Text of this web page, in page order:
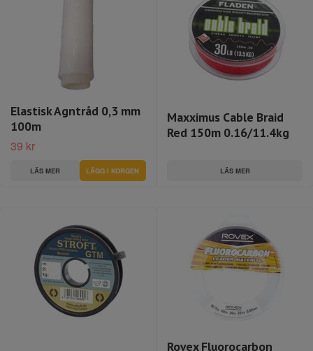
Elastisk Agntråd 0,3 mm
100m
39 kr
LÄS MER
Maxximus Cable Braid
Red 150m 0.16/11.4kg
LÄS MER
Rovex Fluorocarbon